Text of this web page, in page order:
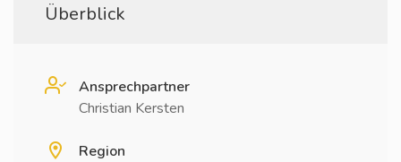
Überblick
Ansprechpartner
Christian Kersten
Region